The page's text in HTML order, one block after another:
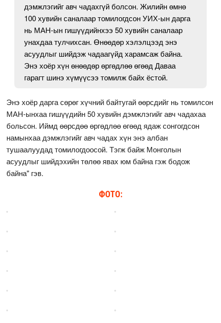
дэмжлэгийг авч чадахгүй болсон. Жилийн өмнө
100 хувийн саналаар томилогдсон УИХ-ын дарга
нь МАН-ын гишүүдийнхээ 50 хувийн саналаар
унахдаа тулчихсан. Өнөөдөр хэлэлцээд энэ
асуудлыг шийдэж чадаагүйд харамсаж байна.
Энэ хоёр хүн өнөөдөр өргөдлөө өгөөд Даваа
гарагт шинэ хүмүүсээ томилж байх ёстой.
Энэ хоёр дарга сөрөг хүчний байтугай өөрсдийг нь томилсон
МАН-ынхаа гишүүдийн 50 хувийн дэмжлэгийг авч чадахаа
больсон. Иймд өөрсдөө өргөдлөө өгөөд ядаж сонгогдсон
намынхаа дэмжлэгийг авч чадах хүн энэ албан
тушаалуудад томилогдоосой. Тэгж байж Монголын
асуудлыг шийдэхийн төлөө явах юм байна гэж бодож
байна" гэв.
ФОТО: